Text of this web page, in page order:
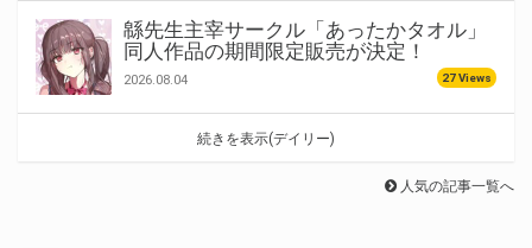
緜先生主宰サークル「あったかタオル」
同人作品の期間限定販売が決定！
2026.08.04 27 Views
続きを表示(デイリー)
人気の記事一覧へ